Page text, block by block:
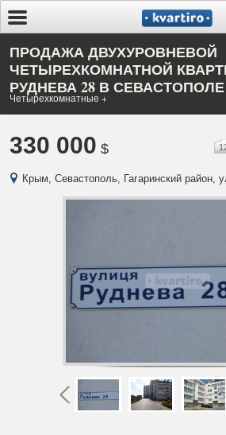
ПРОДАЖА ДВУХУРОВНЕВОЙ
ЧЕТЫРЕХКОМНАТНОЙ
РУДНЕВА 28 В СЕВАСТОПОЛЕ
Четырехкомнатные +
330 000 $
Крым, Севастополь, Гагаринский район,